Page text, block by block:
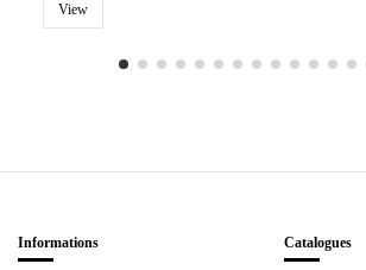
View
Informations Catalogues